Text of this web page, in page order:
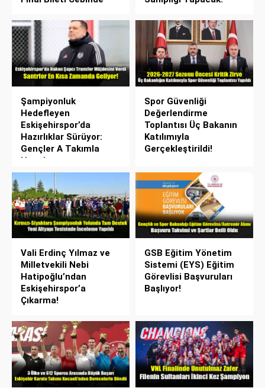
Şampiyonluk
Hedefleyen
Eskişehirspor’da
Hazırlıklar Sürüyor:
Gençler A Takımla
Hazırlanıyor
Spor Güvenliği
Değerlendirme
Toplantısı Üç Bakanın
Katılımıyla
Gerçekleştirildi!
Vali Erdinç Yılmaz ve
Milletvekili Nebi
Hatipoğlu’ndan
Eskişehirspor’a
Çıkarma!
GSB Eğitim Yönetim
Sistemi (EYS) Eğitim
Görevlisi Başvuruları
Başlıyor!